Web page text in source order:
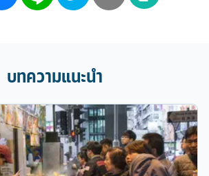
บทความแนะนำ